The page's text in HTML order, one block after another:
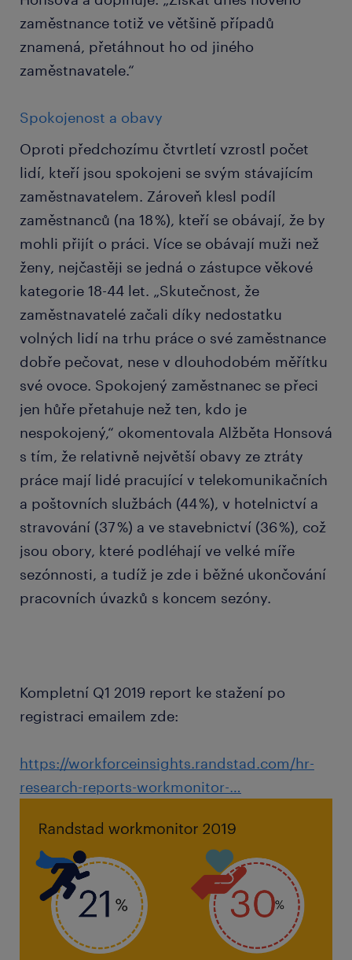
zaměstnance totiž ve většině případů
znamená, přetáhnout ho od jiného
zaměstnavatele.“
Spokojenost a obavy
Oproti předchozímu čtvrtletí vzrostl počet
lidí, kteří jsou spokojeni se svým stávajícím
zaměstnavatelem. Zároveň klesl podíl
zaměstnanců (na 18 %), kteří se obávají, že by
mohli přijít o práci. Více se obávají muži než
ženy, nejčastěji se jedná o zástupce věkové
kategorie 18-44 let. „Skutečnost, že
zaměstnavatelé začali díky nedostatku
volných lidí na trhu práce o své zaměstnance
dobře pečovat, nese v dlouhodobém měřítku
své ovoce. Spokojený zaměstnanec se přeci
jen hůře přetahuje než ten, kdo je
nespokojený,“ okomentovala Alžběta Honsová
s tím, že relativně největší obavy ze ztráty
práce mají lidé pracující v telekomunikačních
a poštovních službách (44 %), v hotelnictví a
stravování (37 %) a ve stavebnictví (36 %), což
jsou obory, které podléhají ve velké míře
sezónnosti, a tudíž je zde i běžné ukončování
pracovních úvazků s koncem sezóny.
Kompletní Q1 2019 report ke stažení po
registraci emailem zde:
https://workforceinsights.randstad.com/hr-
research-reports-workmonitor-…